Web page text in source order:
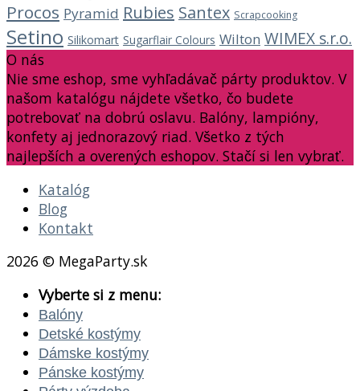
Procos Pyramid Rubies Santex Scrapcooking
Setino Silikomart Sugarflair Colours Wilton WIMEX s.r.o.
O nás
Nie sme eshop, sme vyhľadávač párty produktov. V
našom katalógu nájdete všetko, čo budete
potrebovať na dobrú oslavu. Balóny, lampióny,
konfety aj jednorazový riad. Všetko z tých
najlepších a overených eshopov. Stačí si len vybrať.
Katalóg
Blog
Kontakt
2026 © MegaParty.sk
Vyberte si z menu:
Balóny
Detské kostýmy
Dámske kostýmy
Pánske kostýmy